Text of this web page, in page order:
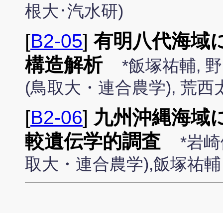
根大･汽水研)
[B2-05] 有明八代海域
構造解析
*飯塚祐輔,
(鳥取大・連合農学), 荒西
[B2-06] 九州沖縄海域
較遺伝学的調査
*岩
取大・連合農学),飯塚祐